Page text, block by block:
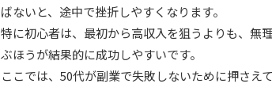
ばないと、途中で挫折しやすくなります。
特に初心者は、最初から高収入を狙うよりも、無
ぶほうが結果的に成功しやすいです。
ここでは、50代が副業で失敗しないために押さえ